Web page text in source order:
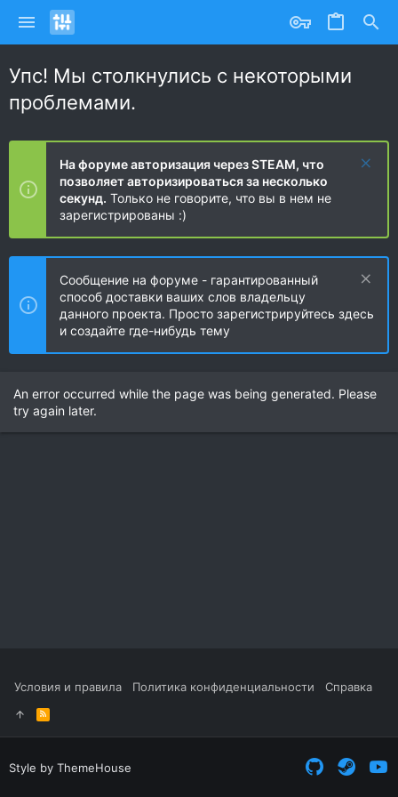
Упс! Мы столкнулись с некоторыми
проблемами.
На форуме авторизация через STEAM, что
позволяет авторизироваться за несколько
секунд. Только не говорите, что вы в нем не
зарегистрированы :)
Сообщение на форуме - гарантированный
способ доставки ваших слов владельцу
данного проекта. Просто зарегистрируйтесь здесь
и создайте где-нибудь тему
An error occurred while the page was being generated. Please
try again later.
Условия и правила Политика конфиденциальности Справка
R
S
S
Style by ThemeHouse